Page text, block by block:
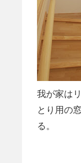
我が家は
とり用の
る。